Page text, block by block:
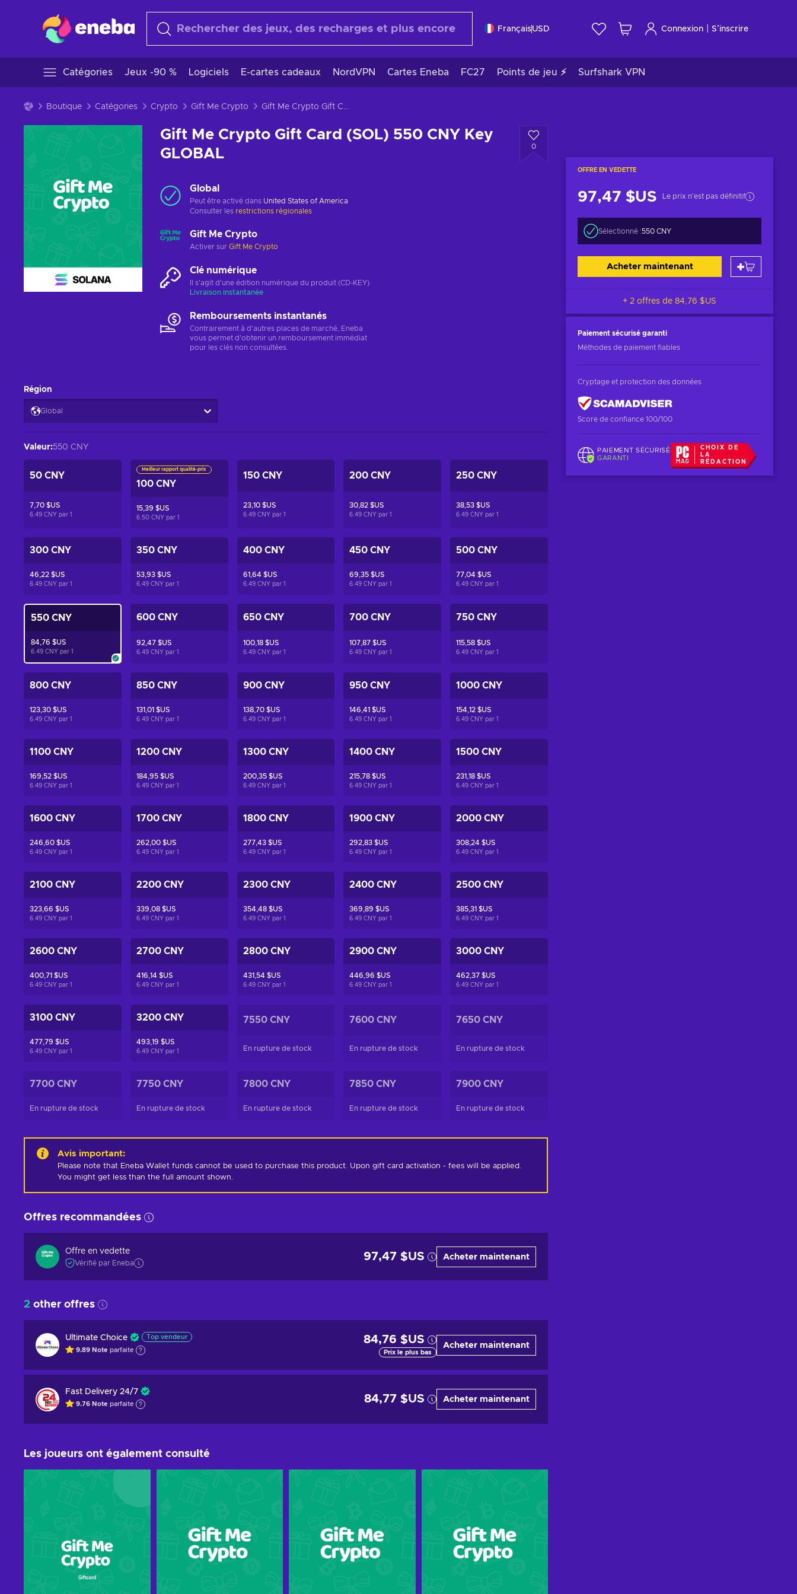
FrançaisUSD Connexion S’inscrire
Catégories Jeux -90 % Logiciels E-cartes cadeaux NordVPN Cartes Eneba FC27 Points de jeu ⚡ Surfshark VPN
Boutique Catégories Crypto Gift Me Crypto Gift Me Crypto Gift Card (SOL) 550 CNY Key GLOBAL
Gift Me Crypto Gift Card (SOL) 550 CNY Key
GLOBAL
0
OFFRE EN VEDETTE
97,47 $US Le prix n'est pas définitif
Sélectionné :550 CNY
Acheter maintenant
+ 2 offres de 84,76 $US
Paiement sécurisé garanti
Méthodes de paiement fiables
Cryptage et protection des données
Score de confiance 100/100
PAIEMENT SÉCURISÉ
GARANTI
CHOIX DE
LA
RÉDACTION
Global
Peut être activé dans United States of America
Consulter les restrictions régionales
Gift Me Crypto
Activer sur Gift Me Crypto
Clé numérique
Il s'agit d'une édition numérique du produit (CD-KEY)
Livraison instantanée
Remboursements instantanés
Contrairement à d'autres places de marché, Eneba
vous permet d'obtenir un remboursement immédiat
pour les clés non consultées.
Région
Global
Valeur:550 CNY
50 CNY
7,70 $US
6.49 CNY par 1
Meilleur rapport qualité-prix
100 CNY
15,39 $US
6.50 CNY par 1
150 CNY
23,10 $US
6.49 CNY par 1
200 CNY
30,82 $US
6.49 CNY par1
250 CNY
38,53 $US
6.49 CNY par1
300 CNY
46,22 $US
6.49 CNY par 1
350 CNY
53,93 $US
6.49 CNY par 1
400 CNY
61,64 $US
6.49 CNY par 1
450 CNY
69,35 $US
6.49 CNY par1
500 CNY
77,04 $US
6.49 CNY par1
550 CNY
84,76 $US
6.49 CNY par 1
600 CNY
92,47 $US
6.49 CNY par 1
650 CNY
100,18 $US
6.49 CNY par 1
700 CNY
107,87 $US
6.49 CNY par1
750 CNY
115,58 $US
6.49 CNY par1
800 CNY
123,30 $US
6.49 CNY par 1
850 CNY
131,01 $US
6.49 CNY par 1
900 CNY
138,70 $US
6.49 CNY par 1
950 CNY
146,41 $US
6.49 CNY par1
1000 CNY
154,12 $US
6.49 CNY par1
1100 CNY
169,52 $US
6.49 CNY par 1
1200 CNY
184,95 $US
6.49 CNY par 1
1300 CNY
200,35 $US
6.49 CNY par 1
1400 CNY
215,78 $US
6.49 CNY par1
1500 CNY
231,18 $US
6.49 CNY par1
1600 CNY
246,60 $US
6.49 CNY par 1
1700 CNY
262,00 $US
6.49 CNY par 1
1800 CNY
277,43 $US
6.49 CNY par 1
1900 CNY
292,83 $US
6.49 CNY par1
2000 CNY
308,24 $US
6.49 CNY par1
2100 CNY
323,66 $US
6.49 CNY par 1
2200 CNY
339,08 $US
6.49 CNY par 1
2300 CNY
354,48 $US
6.49 CNY par 1
2400 CNY
369,89 $US
6.49 CNY par1
2500 CNY
385,31 $US
6.49 CNY par1
2600 CNY
400,71 $US
6.49 CNY par 1
2700 CNY
416,14 $US
6.49 CNY par 1
2800 CNY
431,54 $US
6.49 CNY par 1
2900 CNY
446,96 $US
6.49 CNY par1
3000 CNY
462,37 $US
6.49 CNY par1
3100 CNY
477,79 $US
6.49 CNY par 1
3200 CNY
493,19 $US
6.49 CNY par 1
7550 CNY
En rupture de stock
7600 CNY
En rupture de stock
7650 CNY
En rupture de stock
7700 CNY
En rupture de stock
7750 CNY
En rupture de stock
7800 CNY
En rupture de stock
7850 CNY
En rupture de stock
7900 CNY
En rupture de stock
Avis important:
Please note that Eneba Wallet funds cannot be used to purchase this product. Upon gift card activation - fees will be applied.
You might get less than the full amount shown.
Offres recommandées
Offre en vedette
Vérifié par Eneba
97,47 $US Acheter maintenant
2 other offres
Ultimate Choice Top vendeur
9.89 Note parfaite
84,76 $US
Prix le plus bas
Acheter maintenant
Fast Delivery 24/7
9.76 Note parfaite 84,77 $US Acheter maintenant
Les joueurs ont également consulté